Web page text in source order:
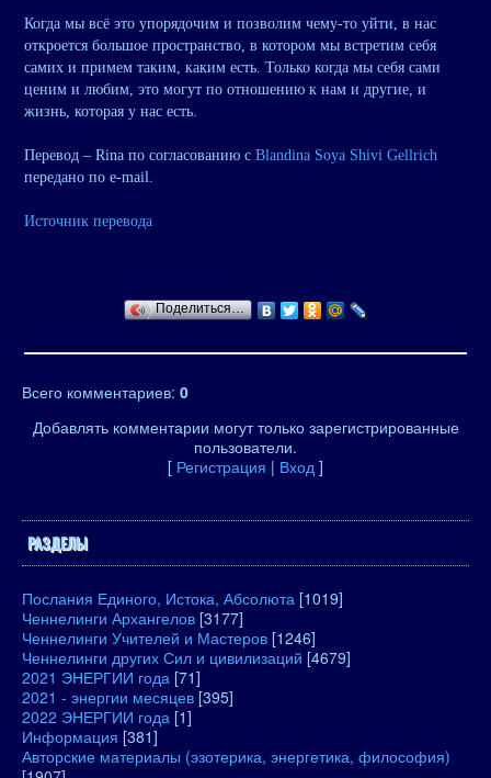
Когда мы всё это упорядочим и позволим чему-то уйти, в нас
откроется большое пространство, в котором мы встретим себя
самих и примем таким, каким есть. Только когда мы себя сами
ценим и любим, это могут по отношению к нам и другие, и
жизнь, которая у нас есть.
Перевод – Rina по согласованию с Blandina Soya Shivi Gellrich
передано по e-mail.
Источник перевода
Поделиться…
Всего комментариев: 0
Добавлять комментарии могут только зарегистрированные
пользователи.
[ Регистрация | Вход ]
РАЗДЕЛЫ
Послания Единого, Истока, Абсолюта [1019]
Ченнелинги Архангелов [3177]
Ченнелинги Учителей и Мастеров [1246]
Ченнелинги других Сил и цивилизаций [4679]
2021 ЭНЕРГИИ года [71]
2021 - энергии месяцев [395]
2022 ЭНЕРГИИ года [1]
Информация [381]
Авторские материалы (эзотерика, энергетика, философия)